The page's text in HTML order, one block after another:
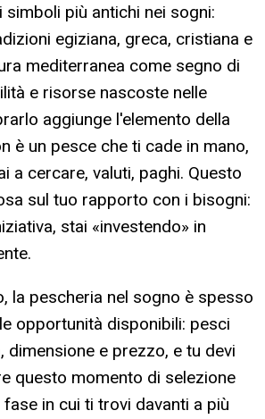
simboli più antichi nei sogni:
egiziana, greca, cristiana e
mediterranea come segno di
e risorse nascoste nelle
aggiunge l'elemento della
è un pesce che ti cade in mano,
a cercare, valuti, paghi. Questo
sul tuo rapporto con i bisogni:
stai «investendo» in
la pescheria nel sogno è spesso
opportunità disponibili: pesci
dimensione e prezzo, e tu devi
questo momento di selezione
in cui ti trovi davanti a più